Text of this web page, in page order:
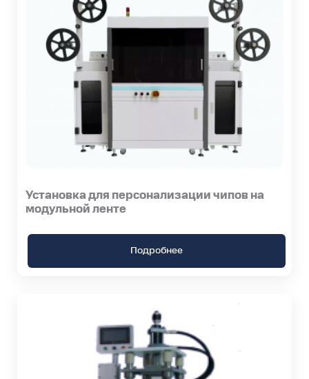
Установка для персонализации чипов на
модульной ленте
Подробнее